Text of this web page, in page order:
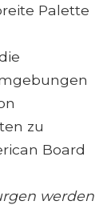
Palette
zu
Board
werden